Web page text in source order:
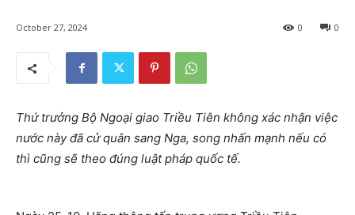
October 27, 2024 0
0
Thứ trưởng Bộ Ngoại giao Triều Tiên không xác nhận việc
nước này đã cử quân sang Nga, song nhấn mạnh nếu có
thì cũng sẽ theo đúng luật pháp quốc tế.